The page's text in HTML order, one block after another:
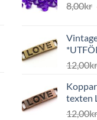
8,00kr
12,00kr
texten
12,00kr